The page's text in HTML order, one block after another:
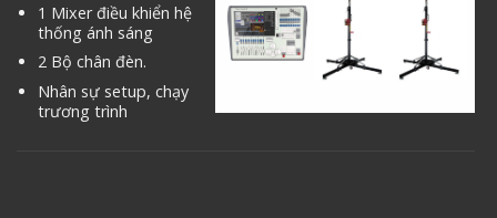
1 Mixer điều khiển hệ
thống ánh sáng
2 Bộ chân đèn.
Nhân sự setup, chạy
trương trình